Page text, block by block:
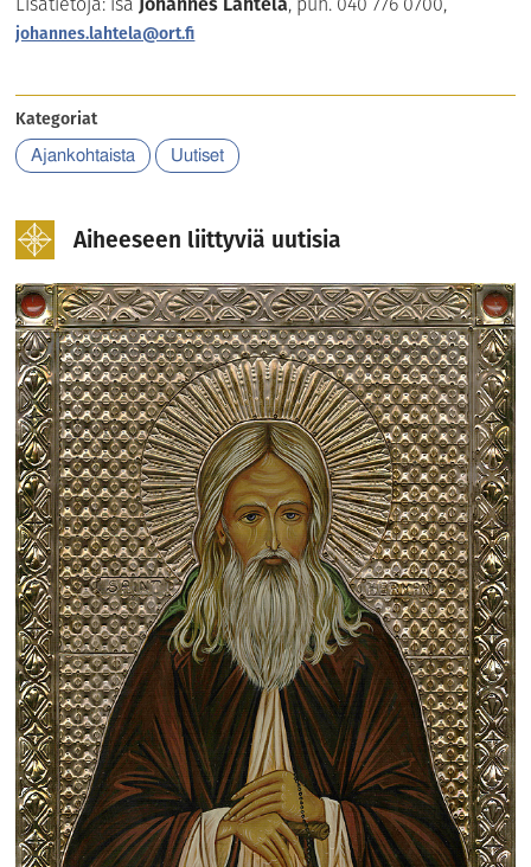
johannes.lahtela@ort.fi
Kategoriat
Ajankohtaista Uutiset
Aiheeseen liittyviä uutisia